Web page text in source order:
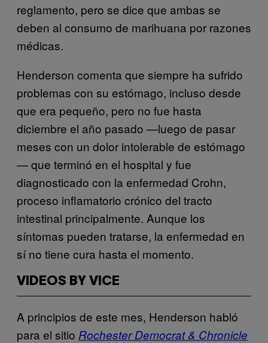
reglamento, pero se dice que ambas se
deben al consumo de marihuana por razones
médicas.
Henderson comenta que siempre ha sufrido
problemas con su estómago, incluso desde
que era pequeño, pero no fue hasta
diciembre el año pasado —luego de pasar
meses con un dolor intolerable de estómago
— que terminó en el hospital y fue
diagnosticado con la enfermedad Crohn,
proceso inflamatorio crónico del tracto
intestinal principalmente. Aunque los
síntomas pueden tratarse, la enfermedad en
sí no tiene cura hasta el momento.
VIDEOS BY VICE
A principios de este mes, Henderson habló
para el sitio Rochester Democrat & Chronicle